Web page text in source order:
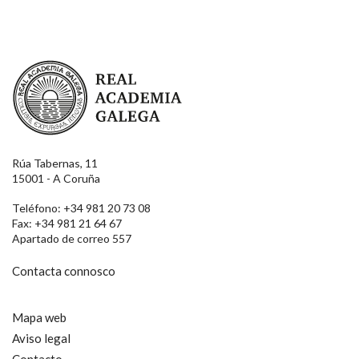
Real Academia Galega
Rúa Tabernas, 11
15001 - A Coruña
Teléfono: +34 981 20 73 08
Fax: +34 981 21 64 67
Apartado de correo 557
Contacta connosco
Mapa web
Aviso legal